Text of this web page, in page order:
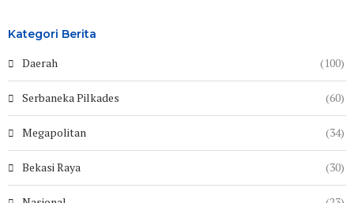
Kategori Berita
Daerah (100)
Serbaneka Pilkades (60)
Megapolitan (34)
Bekasi Raya (30)